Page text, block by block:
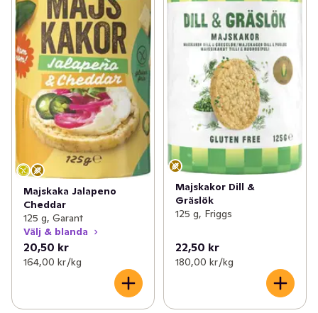
Majskaka Jalapeno
Cheddar
125 g, Garant
Välj & blanda
20,50 kr
164,00 kr /kg
Majskakor Dill &
Gräslök
125 g, Friggs
22,50 kr
180,00 kr /kg